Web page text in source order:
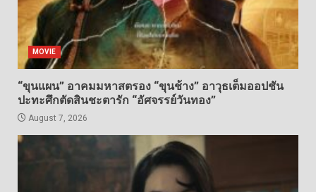
MOVIE
“ขุนแผน” อาคมมหาสตรอง “ขุนช้าง” อาวุธเต็มออปชัน
ปะทะศึกตัดสินชะตารัก “อัศจรรย์วันทอง”
August 7, 2026